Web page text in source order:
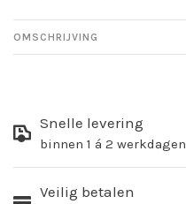
OMSCHRIJVING
Snelle levering
binnen 1 á 2 werkdagen
Veilig betalen